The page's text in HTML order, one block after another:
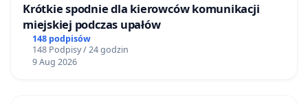
Krótkie spodnie dla kierowców komunikacji
miejskiej podczas upałów
148 podpisów
148 Podpisy / 24 godzin
9 Aug 2026